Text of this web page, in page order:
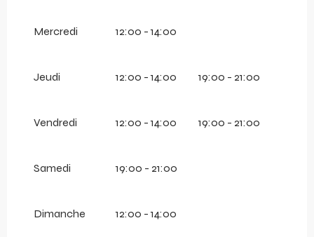
Mercredi 12:00 - 14:00
Jeudi 12:00 - 14:00 19:00 - 21:00
Vendredi 12:00 - 14:00 19:00 - 21:00
Samedi 19:00 - 21:00
Dimanche 12:00 - 14:00